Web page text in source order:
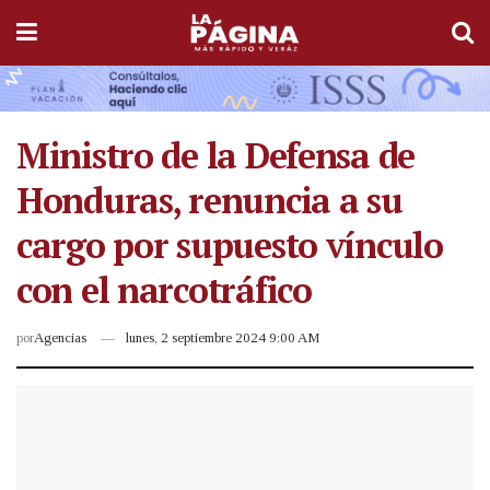
Ministro de la Defensa de
Honduras, renuncia a su
cargo por supuesto vínculo
con el narcotráfico
porAgencias lunes, 2 septiembre 2024 9:00 AM